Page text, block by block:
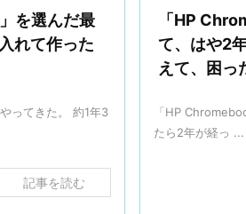
を選んだ最
れて作った
ってきた。 約1年3
記事を読む
「HP
て、はや2
えて、困っ
「HP
たら2年が経っ ...